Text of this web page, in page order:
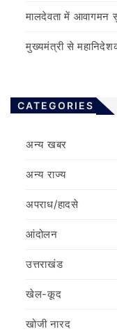
मालदेवता में आवागमन
मुख्यमंत्री से
CATEGORIES
अन्य खबर
अन्य राज्य
अपराध/हादसे
आंदोलन
उत्तराखंड
खेल-कूद
खोजी नारद